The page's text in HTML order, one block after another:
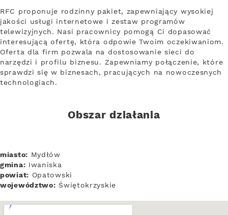
RFC proponuje rodzinny pakiet, zapewniający wysokiej
jakości usługi internetowe i zestaw programów
telewizyjnych. Nasi pracownicy pomogą Ci dopasować
interesującą ofertę, która odpowie Twoim oczekiwaniom.
Oferta dla firm pozwala na dostosowanie sieci do
narzędzi i profilu biznesu. Zapewniamy połączenie, które
sprawdzi się w biznesach, pracujących na nowoczesnych
technologiach.
Obszar działania
miasto: Mydłów
gmina: Iwaniska
powiat: Opatowski
województwo: Świętokrzyskie